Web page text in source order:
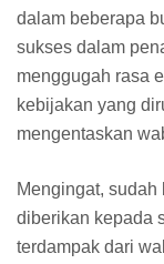
dalam beberapa
sukses dalam
menggugah rasa
kebijakan yang
mengentaskan
Mengingat,
diberikan kepada
terdampak dari